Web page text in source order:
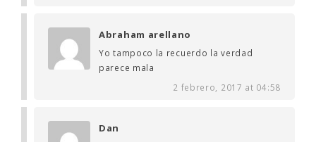
Abraham arellano
Yo tampoco la recuerdo la verdad
parece mala
2 febrero, 2017 at 04:58
Dan